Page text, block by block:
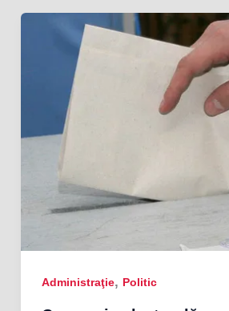
Administraţie, Politic